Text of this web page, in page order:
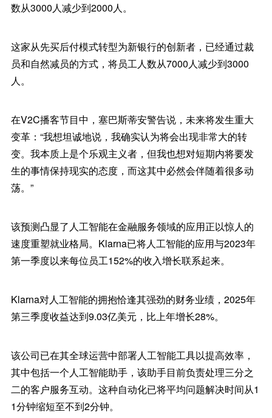
数从3000人减少到2000人。
这家从先买后付模式转型为新银行的创新者，已经通过裁
员和自然减员的方式，将员工人数从7000人减少到3000
人。
在V2C播客节目中，塞巴斯蒂安警告说，未来将发生重大
变革：“我想坦诚地说，我确实认为将会出现非常大的转
变。我本质上是个乐观主义者，但我也想对短期内将要发
生的事情保持现实的态度，而这其中必然会伴随着很多动
荡。”
该预测凸显了人工智能在金融服务领域的应用正以惊人的
速度重塑就业格局。Klarna已将人工智能的应用与2023年
第一季度以来每位员工152%的收入增长联系起来。
Klarna对人工智能的拥抱恰逢其强劲的财务业绩，2025年
第三季度收益达到9.03亿美元，比上年增长28%。
该公司已在其全球运营中部署人工智能工具以提高效率，
其中包括一个人工智能助手，该助手目前负责处理三分之
二的客户服务互动。这种自动化已将平均问题解决时间从1
1分钟缩短至不到2分钟。